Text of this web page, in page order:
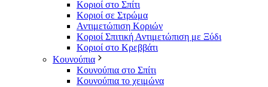
Κοριοί στο Σπίτι
Κοριοί σε Στρώμα
Αντιμετώπιση Κοριών
Κοριοί Σπιτική Αντιμετώπιση με Ξύδι
Κοριοί στο Κρεββάτι
Κουνούπια
Κουνούπια στο Σπίτι
Κουνούπια το χειμώνα